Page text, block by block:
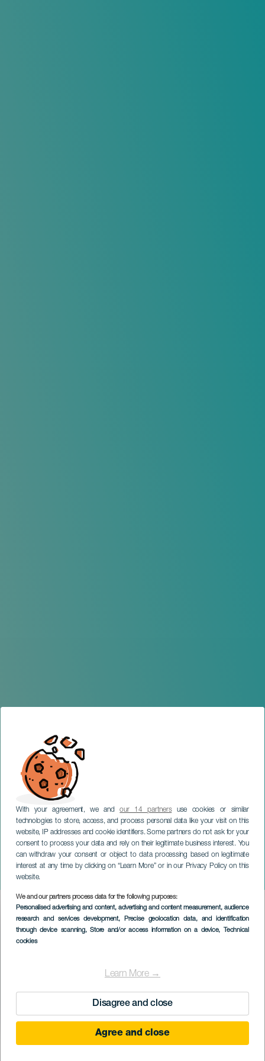
With your agreement, we andour 14 partnersuse cookies or similar
technologies to store, access, and process personal data like your visit on this
website, IP addresses and cookie identifiers. Some partners do not ask for your
consent to process your data and rely on their legitimate business interest. You
can withdraw your consent or object to data processing based on legitimate
interest at any time by clicking on “Learn More” or in our Privacy Policy on this
website.
We and our partners process data for the following purposes:
Personalised advertising and content, advertising and content measurement, audience
research and services development, Precise geolocation data, and identification
through device scanning, Store and/or access information on a device, Technical
cookies
Learn More →
Disagree and close
Agree and close
Lagartrail
GRAN CANARIA
Imagen
Listado
March 2027